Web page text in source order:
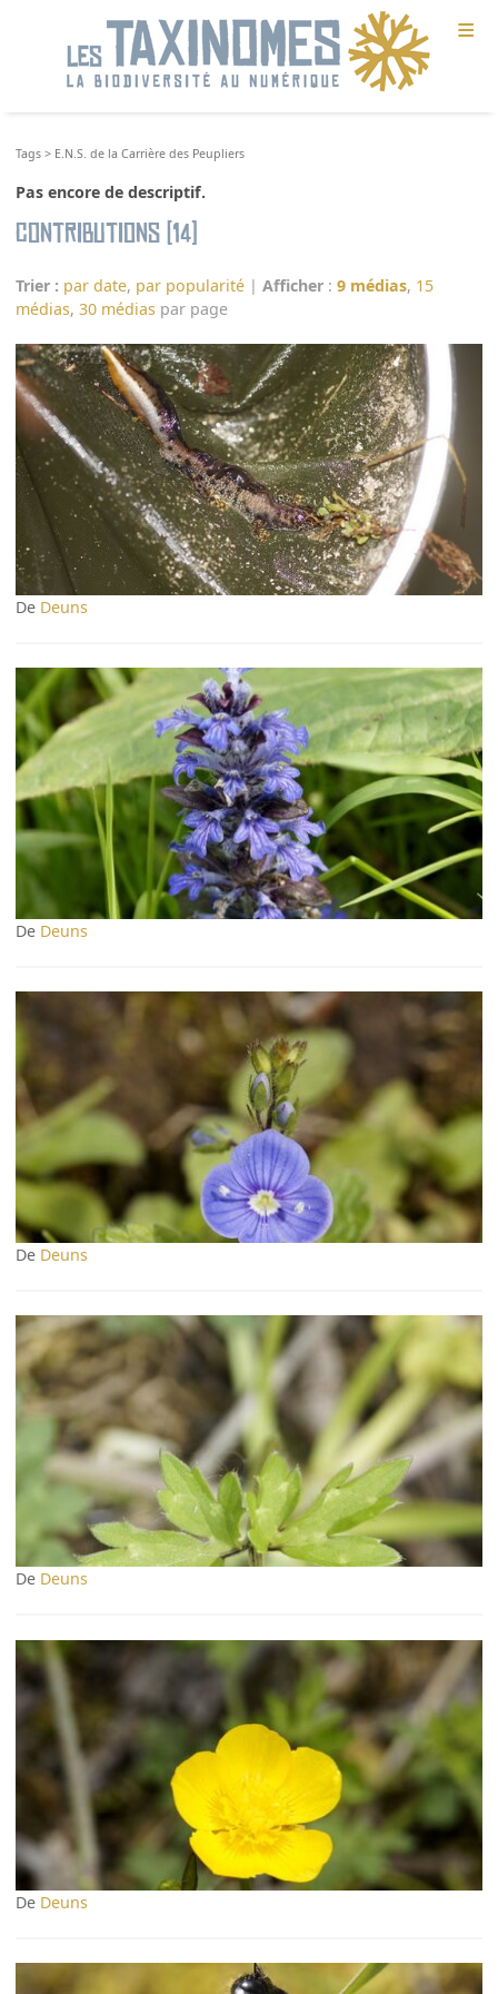
≡
Tags > E.N.S. de la Carrière des Peupliers
Pas encore de descriptif.
Contributions (14)
Trier : par date, par popularité |Afficher :9 médias, 15
médias,30 médias par page
De Deuns
De Deuns
De Deuns
De Deuns
De Deuns